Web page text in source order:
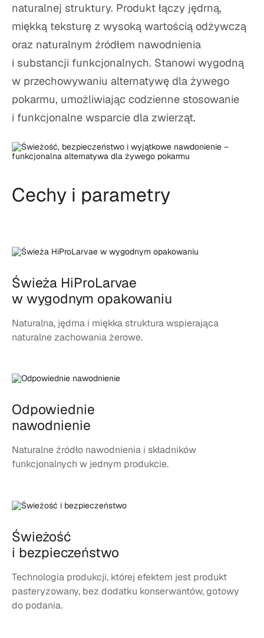
naturalnej struktury. Produkt łączy jędrną,
miękką teksturę z wysoką wartością odżywczą
oraz naturalnym źródłem nawodnienia
i substancji funkcjonalnych. Stanowi wygodną
w przechowywaniu alternatywę dla żywego
pokarmu, umożliwiając codzienne stosowanie
i funkcjonalne wsparcie dla zwierząt.
Cechy i parametry
Świeża HiProLarvae
w wygodnym opakowaniu
Naturalna, jędrna i miękka struktura wspierająca
naturalne zachowania żerowe.
Odpowiednie
nawodnienie
Naturalne źródło nawodnienia i składników
funkcjonalnych w jednym produkcie.
Świeżość
i bezpieczeństwo
Technologia produkcji, której efektem jest produkt
pasteryzowany, bez dodatku konserwantów, gotowy
do podania.